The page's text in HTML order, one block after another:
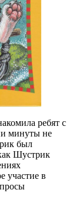
ребят с
минуты не
был
Шустрик
участие в